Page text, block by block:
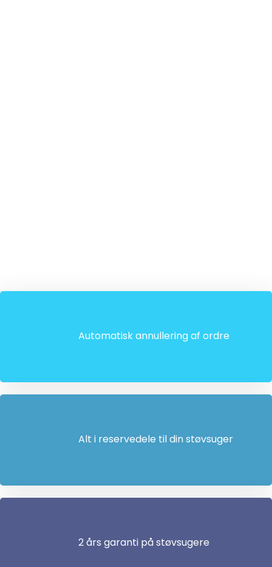
Automatisk annullering af ordre
Alt i reservedele til din støvsuger
2 års garanti på støvsugere